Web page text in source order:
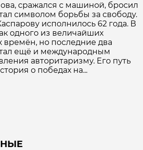
сражался с машиной, бросил
символом борьбы за свободу.
исполнилось 62 года. В
одного из величайших
времён, но последние два
ещё и международным
авторитаризму. Его путь
о победах на...